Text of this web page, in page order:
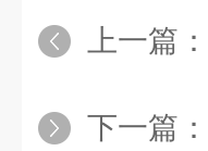
上一篇：
下一篇：